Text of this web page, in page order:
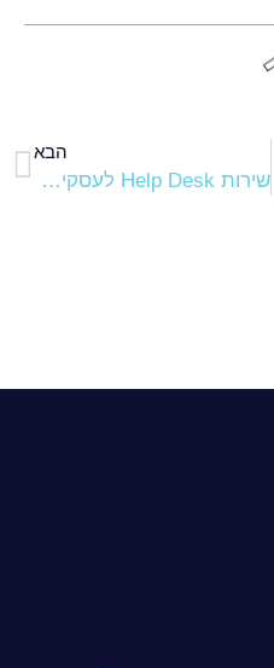
הבא
שירות Help Desk לעסקים שעובד כשצריך